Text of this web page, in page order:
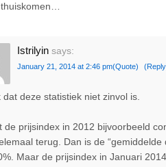
Istrilyin says:
January 21, 2014 at 2:46 pm(Quote)
dat deze statistiek niet zinvol is.
de prijsindex in 2012 bijvoorbeeld
terug. Dan is de
Maar de prijsindex in Januari